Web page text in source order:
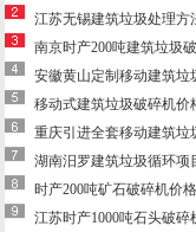
江苏无锡建筑垃圾处理方
南京时产200吨建筑垃
安徽黄山定制移动建筑垃
移动式建筑垃圾破碎机价
重庆引进全套移动建筑垃
湖南汨罗建筑垃圾循环项
时产200吨矿石破碎机价
江苏时产1000吨石头破碎